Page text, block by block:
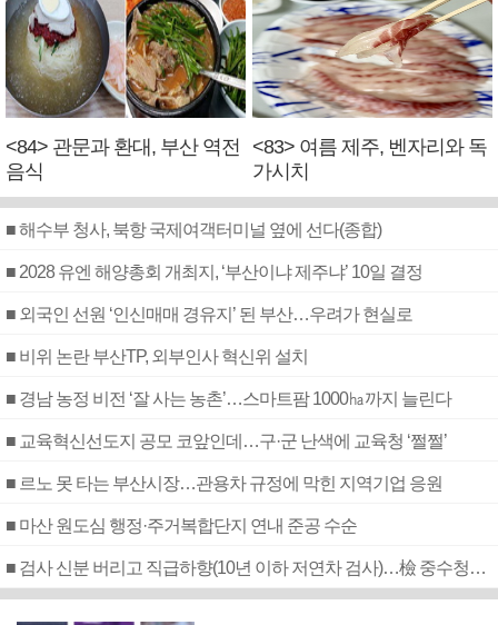
<84> 관문과 환대, 부산 역전
음식
<83> 여름 제주, 벤자리와 독
가시치
■ 해수부 청사, 북항 국제여객터미널 옆에 선다(종합)
■ 2028 유엔 해양총회 개최지, ‘부산이냐 제주냐’ 10일 결정
■ 외국인 선원 ‘인신매매 경유지’ 된 부산…우려가 현실로
■ 비위 논란 부산TP, 외부인사 혁신위 설치
■ 경남 농정 비전 ‘잘 사는 농촌’…스마트팜 1000㏊까지 늘린다
■ 교육혁신선도지 공모 코앞인데…구·군 난색에 교육청 ‘쩔쩔’
■ 르노 못 타는 부산시장…관용차 규정에 막힌 지역기업 응원
■ 마산 원도심 행정·주거복합단지 연내 준공 수순
■ 검사 신분 버리고 직급하향(10년 이하 저연차 검사)…檢 중수청행 기피